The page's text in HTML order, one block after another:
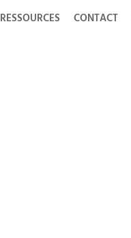
RESSOURCES CONTACT